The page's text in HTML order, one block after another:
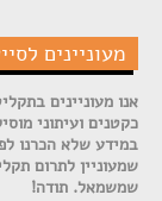
מעוניינים
אנו מעוניינים
כקטנים ועיתוני
במידע שלא הכרנו
שמעוניין לתרום
שמשמאל. תודה!